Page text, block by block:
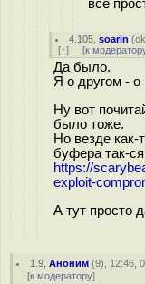
все
4.105 ,soarin (
[↑] [к
Да было.
Я о другом - о
Ну вот
было тоже.
Но везде как-
буфера так-
https://
exploit-
А тут просто
1.9 ,Аноним (9), 12:46,
[к модератору]